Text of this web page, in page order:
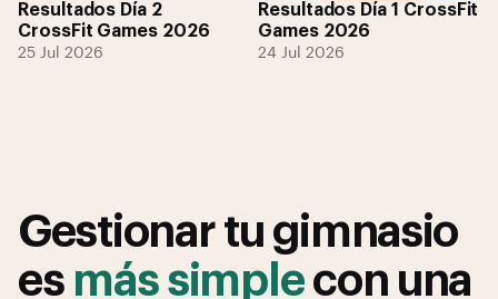
Resultados Día 2
CrossFit Games 2026
25 Jul 2026
Resultados Día 1 CrossFit
Games 2026
24 Jul 2026
Gestionar tu gimnasio
es más simplecon una